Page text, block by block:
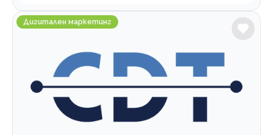
Дигитална агенция Creative Digital Tower
Дигитален маркетинг